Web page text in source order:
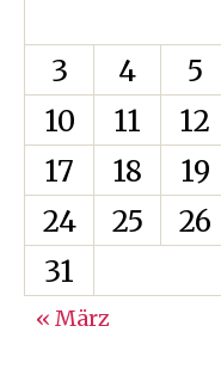
3
4 5
10
11 12
17
18 19
24
25 26
31
« März